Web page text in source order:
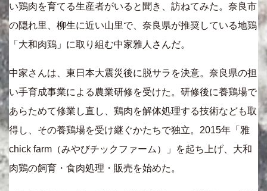
い鶏肉を育てる生産者がいると聞き、訪ねてみた。奈良市
の隠れ里、柳生に近い山里で、奈良県が推奨している地鶏
「大和肉鶏」に取り組む中家雅人さんだ。
中家さんは、東日本大震災後に脱サラを決意。奈良県の担
い手育成事業による農業研修を受けた。研修後に養鶏場で
あらためて修業し直し、鶏肉を解体処理する技術なども取
得し、その養鶏場を受け継ぐかたちで独立。2015年「雅
chick farm（みやびチックファーム）」を起ち上げ、大和
肉鶏の飼育・食肉処理・販売を始めた。